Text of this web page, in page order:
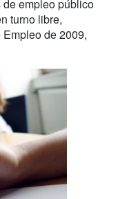
de empleo público
turno libre,
de 2009,